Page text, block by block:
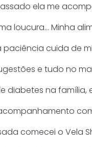
ela me
loucura… Minha
paciência cuida de
e tudo no
diabetes na
comecei o Vela